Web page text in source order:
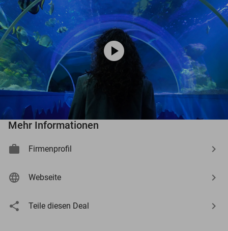
play_circle
Mehr Informationen
Firmenprofil
Webseite
Teile diesen Deal